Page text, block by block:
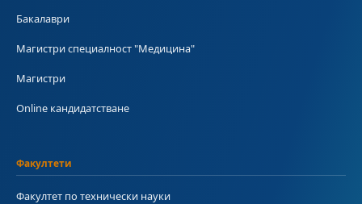
Бакалаври
Магистри специалност "Медицина"
Магистри
Online кандидатстване
Факултети
Факултет по технически науки